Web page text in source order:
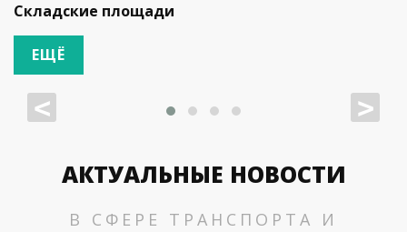
Складские площади
ЕЩЁ
< >
АКТУАЛЬНЫЕ НОВОСТИ
В СФЕРЕ ТРАНСПОРТА И